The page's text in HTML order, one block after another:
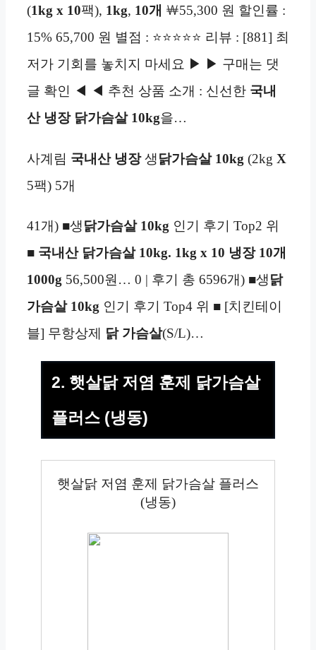
(1kg x 10팩), 1kg, 10개 ￦55,300 원 할인률 :
15% 65,700 원 별점 : ⭐⭐⭐⭐⭐ 리뷰 : [881] 최
저가 기회를 놓치지 마세요 ▶ ▶ 구매는 댓
글 확인 ◀ ◀ 추천 상품 소개 : 신선한 국내
산 냉장 닭가슴살 10kg을…
사계림 국내산 냉장생닭가슴살 10kg (2kg X
5팩) 5개
41개) ■생닭가슴살 10kg 인기 후기 Top2 위
■ 국내산 닭가슴살 10kg. 1kg x 10 냉장 10개
1000g 56,500원… 0 | 후기 총 6596개) ■생닭
가슴살 10kg 인기 후기 Top4 위 ■ [치킨테이
블] 무항상제 닭 가슴살(S/L)…
2. 햇살닭 저염 훈제 닭가슴살
플러스 (냉동)
햇살닭 저염 훈제 닭가슴살 플러스
(냉동)